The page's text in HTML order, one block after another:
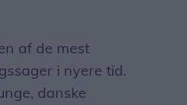
af de mest
i nyere tid.
danske